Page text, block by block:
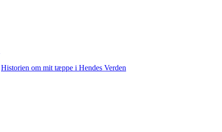
Historien om mit tæppe i Hendes Verden